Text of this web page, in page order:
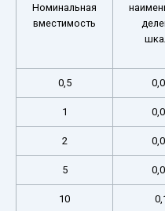
Номинальная
вместимость
0,5
1
2
5
10